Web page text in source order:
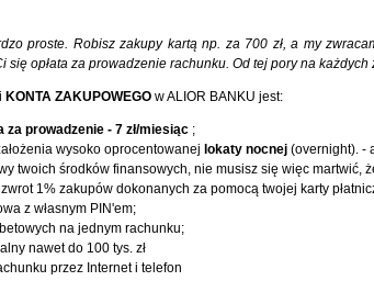
proste. Robisz zakupy kartą np. za 700 zł, a my
się opłata za prowadzenie rachunku. Od tej pory na
KONTA ZAKUPOWEGOw ALIOR BANKU jest:
za prowadzenie - 7 zł/miesiąc;
wysoko oprocentowanej lokaty nocnej(overnight). -
twoich środków finansowych, nie musisz się więc martwić,
1% zakupów dokonanych za pomocą twojej karty
z własnym PIN'em;
na jednym rachunku;
nawet do 100 tys. zł
przez Internet i telefon